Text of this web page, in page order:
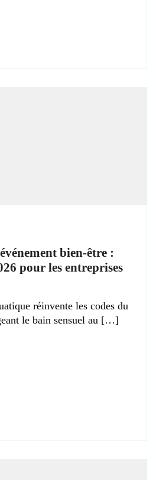
bien-être :
pour les entreprises
réinvente les codes du
le bain sensuel au